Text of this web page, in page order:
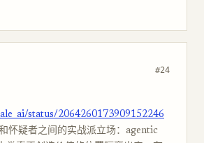
#24
status/2064260173909152246
怀疑者之间的实战派立场：agentic